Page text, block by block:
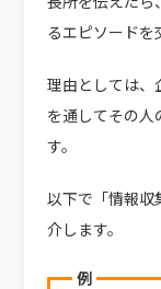
るエピソードを
理由としては、
を通してその人
す。
以下で「情報収
介します。
例